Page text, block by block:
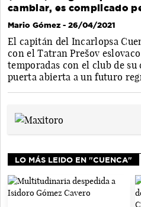
cambiar, es complicado
Mario Gómez - 26/04/2021
El capitán del Incarlopsa
con el Tatran Prešov
temporadas con el club de su
puerta abierta a un futuro
LO MÁS LEIDO EN "CUENCA"